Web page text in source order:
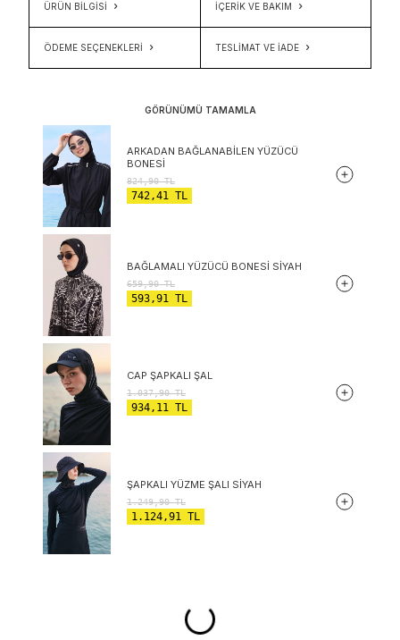
ÜRÜN BİLGİSİ İÇERIK VE BAKIM
ÖDEME SEÇENEKLERI TESLIMAT VE İADE
GÖRÜNÜMÜ TAMAMLA
ARKADAN BAĞLANABILEN YÜZÜCÜ
BONESI
824,90TL
742,41 TL
BAĞLAMALI YÜZÜCÜ BONESI SIYAH
659,90TL
593,91 TL
CAP ŞAPKALI ŞAL
1.037,90TL
934,11 TL
ŞAPKALI YÜZME ŞALI SIYAH
1.249,90TL
1.124,91 TL